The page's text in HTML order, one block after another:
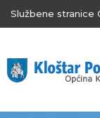
Službene stranice